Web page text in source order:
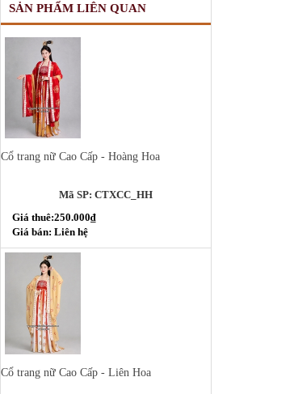
SẢN PHẨM LIÊN QUAN
Cổ trang nữ Cao Cấp - Hoàng Hoa
Mã SP: CTXCC_HH
Giá thuê:250.000₫
Giá bán: Liên hệ
Cổ trang nữ Cao Cấp - Liên Hoa